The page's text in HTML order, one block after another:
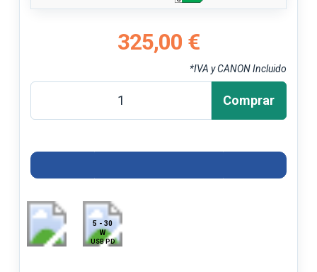
325,00 €
*IVA y CANON Incluido
Comprar
5 - 30
W
USB PD